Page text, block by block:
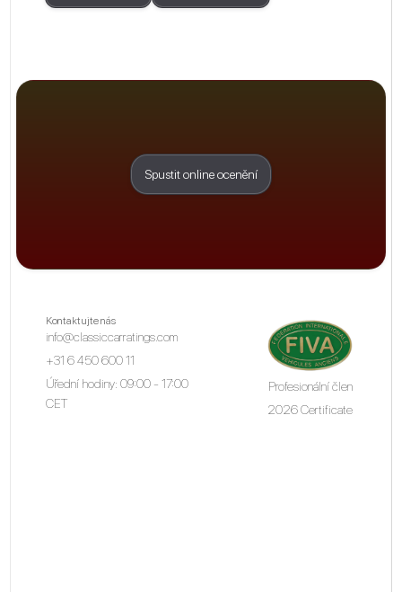
Spustit online ocenění
Kontaktujte nás
info@classiccarratings.com
+31 6 450 600 11
Úřední hodiny: 09:00 - 17:00
CET
Profesionální člen
2026 Certificate